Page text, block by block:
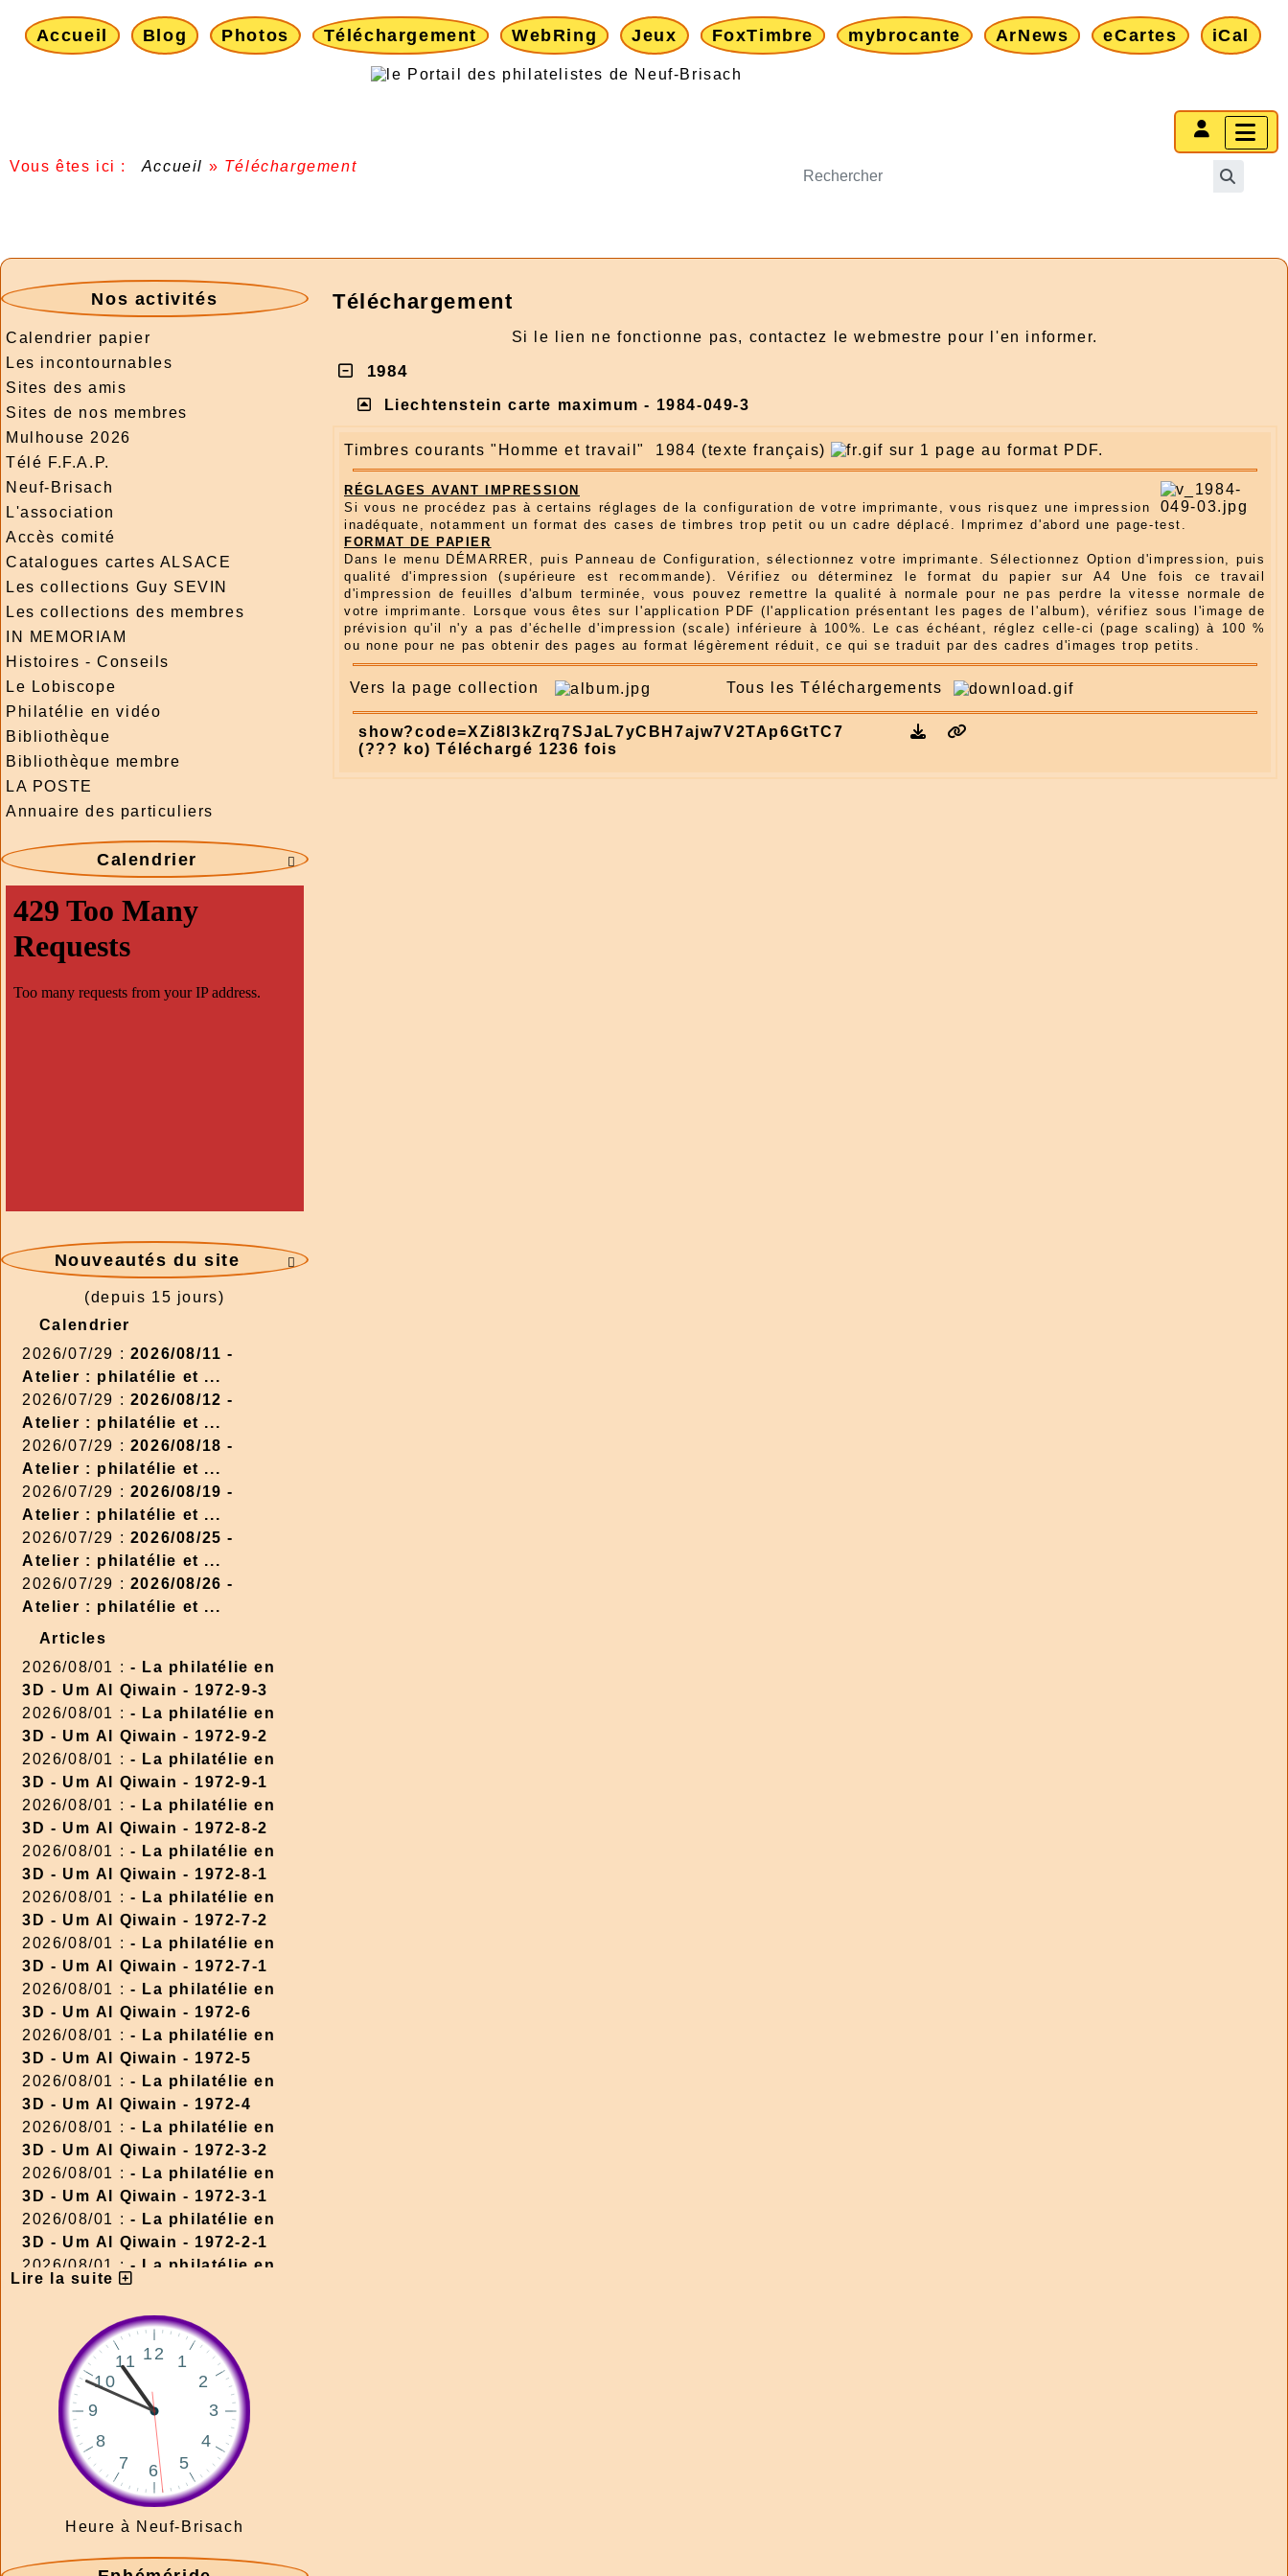
Accueil Blog Photos Téléchargement WebRing Jeux FoxTimbre mybrocante ArNews eCartes iCal
Vous êtes ici : Accueil » Téléchargement
Nos activités
Calendrier papier
Les incontournables
Sites des amis
Sites de nos membres
Mulhouse 2026
Télé F.F.A.P.
Neuf-Brisach
L'association
Accès comité
Catalogues cartes ALSACE
Les collections Guy SEVIN
Les collections des membres
IN MEMORIAM
Histoires - Conseils
Le Lobiscope
Philatélie en vidéo
Bibliothèque
Bibliothèque membre
LA POSTE
Annuaire des particuliers

Calendrier

Nouveautés du site
(depuis 15 jours)
Calendrier
2026/07/29 : 2026/08/11 -
Atelier : philatélie et ...
2026/07/29 : 2026/08/12 -
Atelier : philatélie et ...
2026/07/29 : 2026/08/18 -
Atelier : philatélie et ...
2026/07/29 : 2026/08/19 -
Atelier : philatélie et ...
2026/07/29 : 2026/08/25 -
Atelier : philatélie et ...
2026/07/29 : 2026/08/26 -
Atelier : philatélie et ...
Articles
2026/08/01 : - La philatélie en
3D - Um Al Qiwain - 1972-9-3
2026/08/01 : - La philatélie en
3D - Um Al Qiwain - 1972-9-2
2026/08/01 : - La philatélie en
3D - Um Al Qiwain - 1972-9-1
2026/08/01 : - La philatélie en
3D - Um Al Qiwain - 1972-8-2
2026/08/01 : - La philatélie en
3D - Um Al Qiwain - 1972-8-1
2026/08/01 : - La philatélie en
3D - Um Al Qiwain - 1972-7-2
2026/08/01 : - La philatélie en
3D - Um Al Qiwain - 1972-7-1
2026/08/01 : - La philatélie en
3D - Um Al Qiwain - 1972-6
2026/08/01 : - La philatélie en
3D - Um Al Qiwain - 1972-5
2026/08/01 : - La philatélie en
3D - Um Al Qiwain - 1972-4
2026/08/01 : - La philatélie en
3D - Um Al Qiwain - 1972-3-2
2026/08/01 : - La philatélie en
3D - Um Al Qiwain - 1972-3-1
2026/08/01 : - La philatélie en
3D - Um Al Qiwain - 1972-2-1
2026/08/01 : - La philatélie en
3D - Um Al Qiwain - 1972-1-1
3D - Corée du Nord - 1986-1
2026/08/01 :- La philatélie en
3D - Corée du Nord - 1976-3
2026/08/01 :- La philatélie en
3D - Corée du Nord - 1976-2
2026/08/01 :
- La philatélie en
3D - Corée du Nord - 1976-1
2026/08/01 :- La philatélie en
3D - Ajman 1972-2
3D - Ajman 1972-1
Lire la suite
Heure à Neuf-Brisach
Téléchargement
Si le lien ne fonctionne pas, contactez le webmestre pour l'en informer.
1984
Liechtenstein carte maximum - 1984-049-3
Timbres courants "Homme et travail" 1984 (texte français) sur 1 page au format PDF.
RÉGLAGES AVANT IMPRESSION
Si vous ne procédez pas à certains réglages de la configuration de votre imprimante, vous risquez une impression
inadéquate, notamment un format des cases de timbres trop petit ou un cadre déplacé. Imprimez d'abord une page-test.
FORMAT DE PAPIER
Dans le menu DÉMARRER, puis Panneau de Configuration, sélectionnez votre imprimante. Sélectionnez Option d'impression, puis
qualité d'impression (supérieure est recommande). Vérifiez ou déterminez le format du papier sur A4 Une fois ce travail
d'impression de feuilles d'album terminée, vous pouvez remettre la qualité à normale pour ne pas perdre la vitesse normale de
votre imprimante. Lorsque vous êtes sur l'application PDF (l'application présentant les pages de l'album), vérifiez sous l'image de
prévision qu'il n'y a pas d'échelle d'impression (scale) inférieure à 100%. Le cas échéant, réglez celle-ci (page scaling) à 100 %
ou none pour ne pas obtenir des pages au format légèrement réduit, ce qui se traduit par des cadres d'images trop petits.
Vers la page collection Tous les Téléchargements
show?code=XZi8l3kZrq7SJaL7yCBH7ajw7V2TAp6GtTC7
(??? ko) Téléchargé 1236 fois